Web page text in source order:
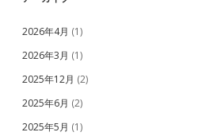
2026年4月 (1)
2026年3月 (1)
2025年12月 (2)
2025年6月 (2)
2025年5月 (1)